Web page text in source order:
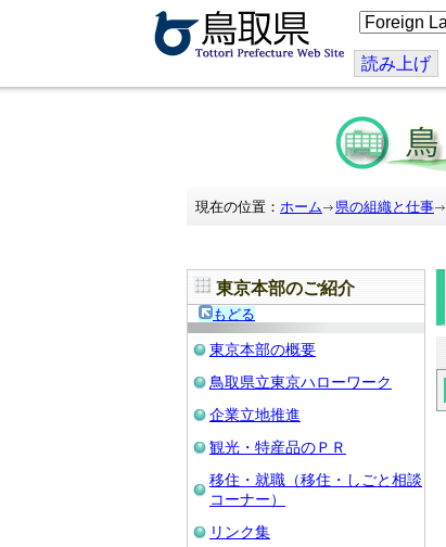
こ
の
ジ
を
訳
す
る
読み上げ
現在の位置： ホーム 県の組織と仕事
東京本部のご紹介
もどる
東京本部の概要
鳥取県立東京ハローワーク
企業立地推進
観光・特産品のＰＲ
移住・就職（移住・しごと相談
コーナー）
リンク集